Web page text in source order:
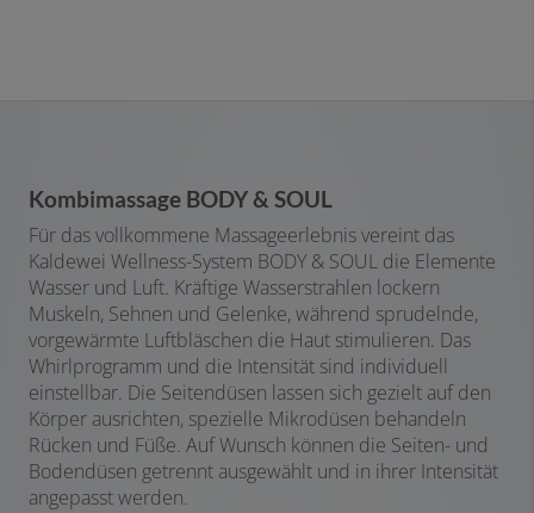
Kombimassage BODY & SOUL
Für das vollkommene Massageerlebnis vereint das
Kaldewei Wellness-System BODY & SOUL die Elemente
Wasser und Luft. Kräftige Wasserstrahlen lockern
Muskeln, Sehnen und Gelenke, während sprudelnde,
vorgewärmte Luftbläschen die Haut stimulieren. Das
Whirlprogramm und die Intensität sind individuell
einstellbar. Die Seitendüsen lassen sich gezielt auf den
Körper ausrichten, spezielle Mikrodüsen behandeln
Rücken und Füße. AufWunsch können die Seiten- und
Bodendüsen getrennt ausgewählt und in ihrer Intensität
angepasst werden.